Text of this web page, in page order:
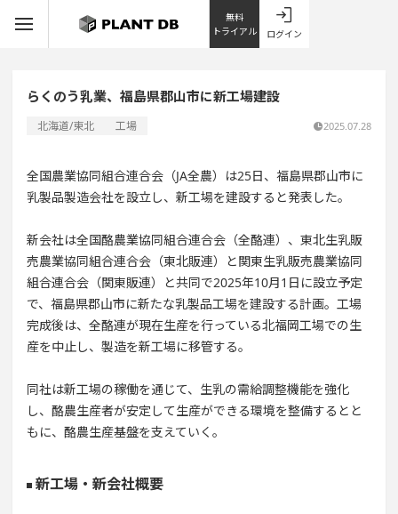
無料
トライアル
ログイン
らくのう乳業、福島県郡山市に新工場建設
北海道/東北 工場 2025.07.28
全国農業協同組合連合会（JA全農）は25日、福島県郡山市に
乳製品製造会社を設立し、新工場を建設すると発表した。
新会社は全国酪農業協同組合連合会（全酪連）、東北生乳販
売農業協同組合連合会（東北販連）と関東生乳販売農業協同
組合連合会（関東販連）と共同で2025年10月1日に設立予定
で、福島県郡山市に新たな乳製品工場を建設する計画。工場
完成後は、全酪連が現在生産を行っている北福岡工場での生
産を中止し、製造を新工場に移管する。
同社は新工場の稼働を通じて、生乳の需給調整機能を強化
し、酪農生産者が安定して生産ができる環境を整備するとと
もに、酪農生産基盤を支えていく。
新工場・新会社概要